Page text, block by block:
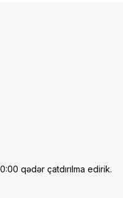
qədər çatdırılma edirik.